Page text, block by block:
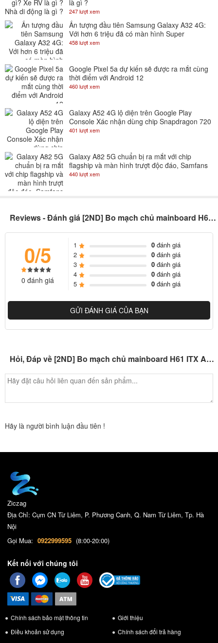
là gì ?
247 lượt xem
Ấn tượng đầu tiên Samsung Galaxy A32 4G:
Với hơn 6 triệu đã có màn hình Super
AMOLED 90Hz
458 lượt xem
Google Pixel 5a dự kiến sẽ được ra mắt cùng
thời điểm với Android 12
460 lượt xem
Galaxy A52 4G lộ diện trên Google Play
Console Xác nhận dùng chip Snapdragon 720
401 lượt xem
Galaxy A82 5G chuẩn bị ra mắt với chip
flagship và màn hình trượt độc đáo, Samfans
gom lúa đi là vừa
440 lượt xem
Reviews - Đánh giá [2ND] Bo mạch chủ mainboard H61 ITX Asus, Gigabyte, MSI, Asrock, Biostar, Colorful, Galax, Jginyue,...
0/5
0 đánh giá
1 0đánh giá
2
0đánh giá
3
0đánh giá
4
0đánh giá
5
0đánh giá
GỬI ĐÁNH GIÁ CỦA BẠN
Hỏi, Đáp về [2ND] Bo mạch chủ mainboard H61 ITX Asus, Gigabyte, MSI, Asrock, Biostar, Colorful, Galax, Jginyue,...
Hãy là người bình luận đầu tiên !
Ziczag
Địa Chỉ: Cụm CN Từ Liêm, P. Phương Canh, Q. Nam Từ Liêm, Tp. Hà
Nội
Gọi Mua: 0922999595 (8:00-20:00)
Kết nối với chúng tôi
Chính sách bảo mật thông tin
Giới thiệu
Điều khoản sử dụng
Chính sách đổi trả hàng